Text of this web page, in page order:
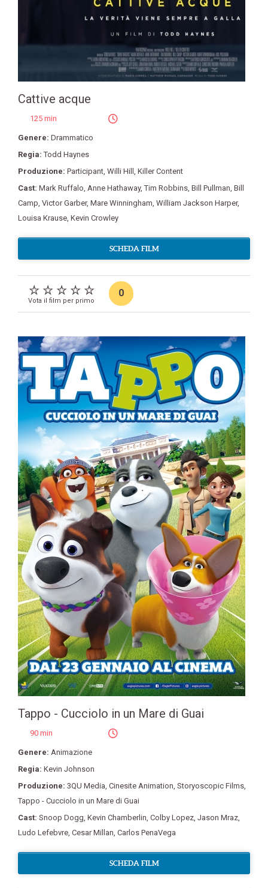
Cattive acque
125 min
Genere: Drammatico
Regia:Todd Haynes
Produzione: Participant Willi Hill
Killer Content
Cast: Mark Ruffalo Anne Hathaway,Tim Robbins Bill Pullman Bill
Camp Victor Garber, Mare Winningham William Jackson Harper,
Louisa Krause Kevin Crowley
SCHEDA FILM
Vota il film per primo
0
Tappo - Cucciolo in un Mare di Guai
90 min
Genere: Animazione
Regia: Kevin Johnson
Produzione: 3QU Media, Cinesite Animation, Storyoscopic Films,
Tappo - Cucciolo in un Mare di Guai
Cast: Snoop Dogg, Kevin Chamberlin, Colby Lopez, Jason Mraz,
Ludo Lefebvre, Cesar Millan, Carlos PenaVega
SCHEDA FILM